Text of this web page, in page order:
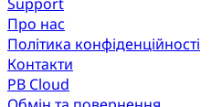
Про нас
Політика конфіденційності
Контакти
PB Cloud